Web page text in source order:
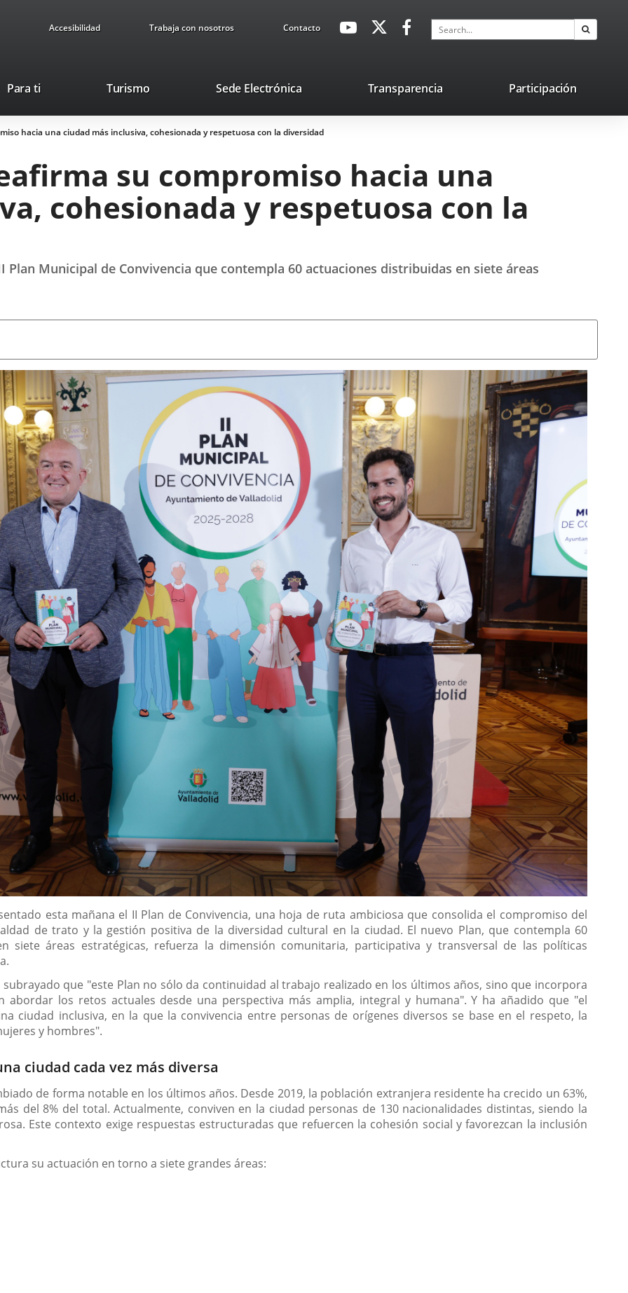
Accesibilidad Trabaja con nosotros ContactoavaHeaderSocial
Link
Link
application.
application.
Search
Para ti TurismoThis
will
open
pop-
window.
Sede ElectrónicaLink
external
application.
Transparencia Participación
hacia una ciudad más inclusiva, cohesionada y respetuosa con la diversidad
su compromiso hacia una
cohesionada y respetuosa con la
Plan Municipal de Convivencia que contempla 60 actuaciones distribuidas en siete áreas
esta mañana el II Plan de Convivencia, una hoja de ruta ambiciosa que consolida el compromiso del
de trato y la gestión positiva de la diversidad cultural en la ciudad. El nuevo Plan, que contempla 60
siete áreas estratégicas, refuerza la dimensión comunitaria, participativa y transversal de las políticas
que "este Plan no sólo da continuidad al trabajo realizado en los últimos años, sino que incorpora
abordar los retos actuales desde una perspectiva más amplia, integral y humana". Y ha añadido que "el
ciudad inclusiva, en la que la convivencia entre personas de orígenes diversos se base en el respeto, la
y hombres".
ciudad cada vez más diversa
de forma notable en los últimos años. Desde 2019, la población extranjera residente ha crecido un 63%,
del 8% del total. Actualmente, conviven en la ciudad personas de 130 nacionalidades distintas, siendo la
Este contexto exige respuestas estructuradas que refuercen la cohesión social y favorezcan la inclusión
su actuación en torno a siete grandes áreas: